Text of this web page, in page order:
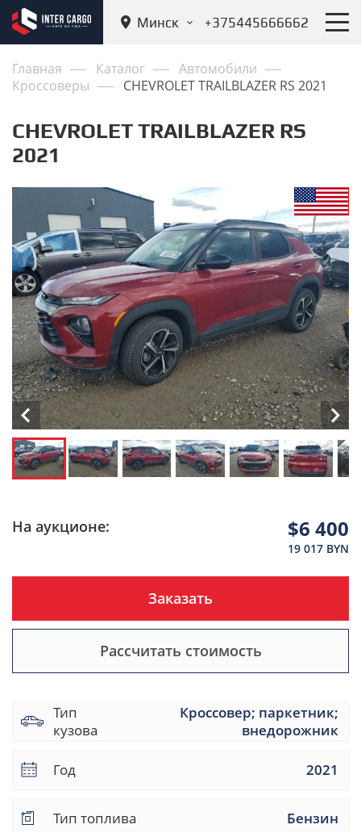
Минск +375445666662
Главная Каталог
Автомобили
Кроссоверы
CHEVROLET TRAILBLAZER RS 2021
CHEVROLET TRAILBLAZER RS
2021
На аукционе: $6 400
19 017 BYN
Заказать
Рассчитать стоимость
Тип
кузова
Кроссовер; паркетник;
внедорожник
Год 2021
Тип топлива Бензин